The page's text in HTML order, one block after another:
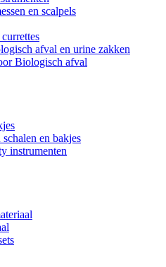
en scalpels
afval en urine zakken
Biologisch afval
en bakjes
instrumenten